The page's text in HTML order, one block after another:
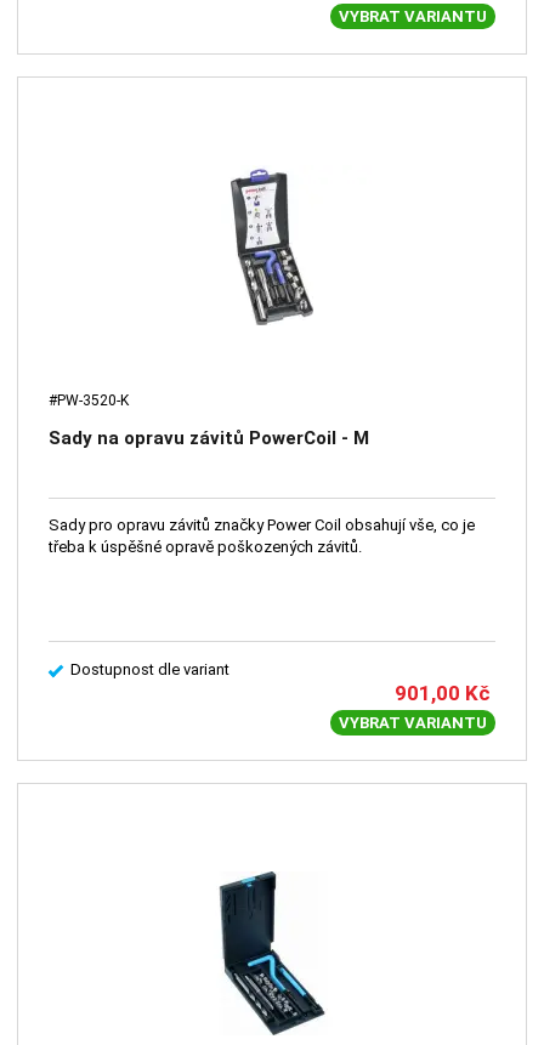
VYBRAT VARIANTU
#PW-3520-K
Sady na opravu závitů PowerCoil - M
Sady pro opravu závitů značky Power Coil obsahují vše, co je
třeba k úspěšné opravě poškozených závitů.
Dostupnost dle variant
901,00 Kč
VYBRAT VARIANTU